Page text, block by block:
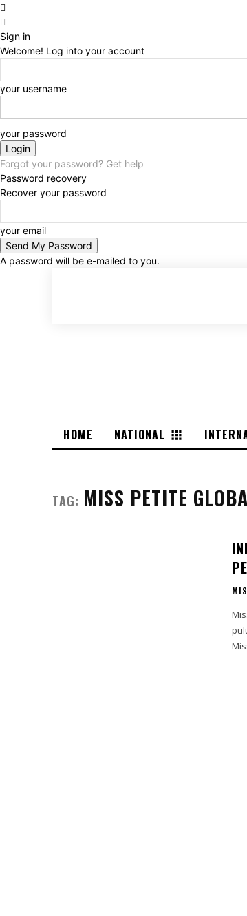
Sign in
Welcome! Log into your account
your username
your password
Forgot your password? Get help
Password recovery
Recover your password
your email
A password will be e-mailed to you.
HOME NATIONAL
TAG: MISS PETITE